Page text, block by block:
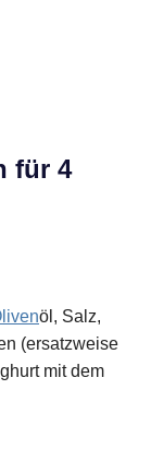
für 4
öl, Salz,
(ersatzweise
mit dem